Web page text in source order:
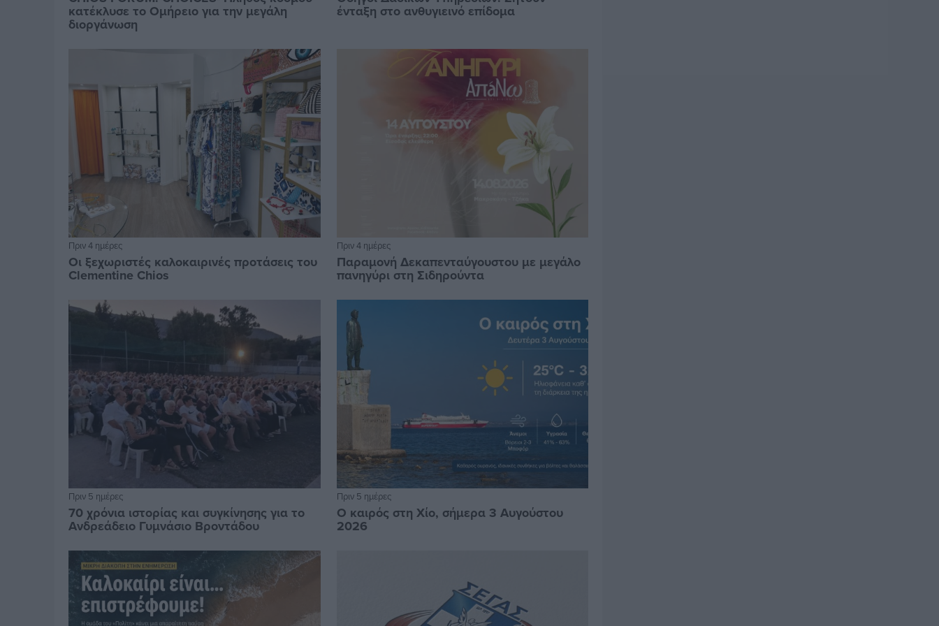
κατέκλυσε το Ομήρειο για την μεγάλη
διοργάνωση
ένταξη στο ανθυγιεινό επίδομα
Πριν 4 ημέρες
Οι ξεχωριστές καλοκαιρινές προτάσεις του
Clementine Chios
Πριν 4 ημέρες
Παραμονή Δεκαπενταύγουστου με μεγάλο
πανηγύρι στη Σιδηρούντα
Πριν 5 ημέρες
70 χρόνια ιστορίας και συγκίνησης για το
Ανδρεάδειο Γυμνάσιο Βροντάδου
Πριν 5 ημέρες
Ο καιρός στη Χίο, σήμερα 3 Αυγούστου
2026